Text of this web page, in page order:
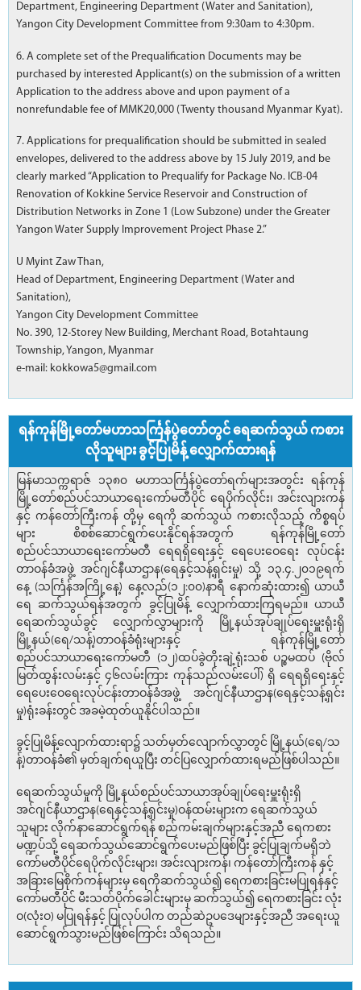
Department, Engineering Department (Water and Sanitation),
Yangon City Development Committee from 9:30am to 4:30pm.
6. A complete set of the Prequalification Documents may be
purchased by interested Applicant(s) on the submission of a written
Application to the address above and upon payment of a
nonrefundable fee of MMK20,000 (Twenty thousand Myanmar Kyat).
7. Applications for prequalification should be submitted in sealed
envelopes, delivered to the address above by 15 July 2019, and be
clearly marked “Application to Prequalify for Package No. ICB-04
Renovation of Kokkine Service Reservoir and Construction of
Distribution Networks in Zone 1 (Low Subzone) under the Greater
Yangon Water Supply Improvement Project Phase 2.”
U Myint Zaw Than,
Head of Department, Engineering Department (Water and
Sanitation),
Yangon City Development Committee
No. 390, 12-Storey New Building, Merchant Road, Botahtaung
Township, Yangon, Myanmar
e-mail: kokkowa5@gmail.com
ရန်ကုန်မြို့တော်မဟာသင်္ကြန်ပွဲတော်တွင် ရေဆက်သွယ် ကစား
လိုသူများ ခွင့်ပြုမိန့် လျှောက်ထားရန်
မြန်မာသက္ကရာဇ် ၁၃၈၀ မဟာသင်္ကြန်ပွဲတော်ရက်များအတွင်း ရန်ကုန်
မြို့တော်စည်ပင်သာယာရေးကော်မတီပိုင် ရေပိုက်လိုင်း၊ အင်းလျားကန်
နှင့် ကန်တော်ကြီးကန် တို့မှ ရေကို ဆက်သွယ် ကစားလိုသည့် ကိစ္စရပ်
များ စိစစ်ဆောင်ရွက်ပေးနိုင်ရန်အတွက် ရန်ကုန်မြို့တော်
စည်ပင်သာယာရေးကော်မတီ ရေရရှိရေးနှင့် ရေပေးဝေရေး လုပ်ငန်း
တာဝန်ခံအဖွဲ့ အင်ဂျင်နီယာဌာန(ရေနှင့်သန့်ရှင်းမှု) သို့ ၁၃.၄.၂၀၁၉ရက်
နေ့ (သင်္ကြန်အကြို့နေ့) နေ့လည်(၁၂:၀၀)နာရီ နောက်ဆုံးထား၍ ယာယီ
ရေ ဆက်သွယ်ရန်အတွက် ခွင့်ပြုမိန့် လျှောက်ထားကြရမည်။ ယာယီ
ရေဆက်သွယ်ခွင့် လျှောက်လွှာများကို မြို့နယ်အုပ်ချုပ်ရေးမှူးရုံးရှိ
မြို့နယ်(ရေ/သန့်)တာဝန်ခံရုံးများနှင့် ရန်ကုန်မြို့တော်
စည်ပင်သာယာရေးကော်မတီ (၁၂)ထပ်ခွဲတိုးချဲ့ရုံးသစ် ပဉ္စမထပ် (ဗိုလ်
မြတ်ထွန်းလမ်းနှင့် ၄၆လမ်းကြား ကုန်သည်လမ်းပေါ်) ရှိ ရေရရှိရေးနှင့်
ရေပေးဝေရေးလုပ်ငန်းတာဝန်ခံအဖွဲ့ အင်ဂျင်နီယာဌာန(ရေနှင့်သန့်ရှင်း
မှု)ရုံးခန်းတွင် အခမဲ့ထုတ်ယူနိုင်ပါသည်။
ခွင့်ပြုမိန့်လျောက်ထားရာ၌ သတ်မှတ်လျောက်လွှာတွင် မြို့နယ်(ရေ/သ
န့်)တာဝန်ခံ၏ မှတ်ချက်ရယူပြီး တင်ပြလျှောက်ထားရမည်ဖြစ်ပါသည်။
ရေဆက်သွယ်မှုကို မြို့နယ်စည်ပင်သာယာအုပ်ချုပ်ရေးမှူးရုံးရှိ
အင်ဂျင်နီယာဌာန(ရေနှင့်သန့်ရှင်းမှု)ဝန်ထမ်းများက ရေဆက်သွယ်
သူများ လိုက်နာဆောင်ရွက်ရန် စည်ကမ်းချက်များနှင့်အညီ ရေကစား
မဏ္ဍပ်သို့ ရေဆက်သွယ်ဆောင်ရွက်ပေးမည်ဖြစ်ပြီး ခွင့်ပြုချက်မရှိဘဲ
ကော်မတီပိုင်ရေပိုက်လိုင်းများ၊ အင်းလျားကန်၊ ကန်တော်ကြီးကန် နှင့်
အခြားမြေစိုက်ကန်များမှ ရေကိုဆက်သွယ်၍ ရေကစားခြင်းမပြုရန်နှင့်
ကော်မတီပိုင် မီးသတ်ပိုက်ခေါင်းများမှ ဆက်သွယ်၍ ရေကစားခြင်း လုံး
ဝ(လုံးဝ) မပြုရန်နှင့် ပြုလုပ်ပါက တည်ဆဲဥပဒေများနှင့်အညီ အရေးယူ
ဆောင်ရွက်သွားမည်ဖြစ်ကြောင်း သိရသည်။